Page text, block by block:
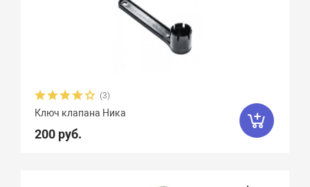
(3)
Ключ клапана Ника
200 руб.